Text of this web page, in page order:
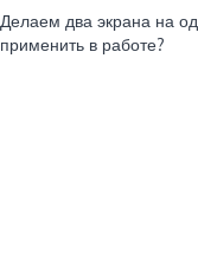
Делаем два экрана на
применить в работе?